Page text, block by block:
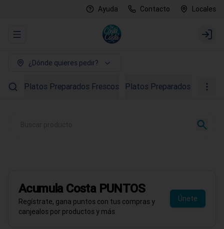
Ayuda Contacto Locales
Abrir menu de navegación Login
¿Dónde quieres pedir?
Platos Preparados Frescos Platos Preparados
Pedir ahora
Acumula Costa PUNTOS
Regístrate, gana puntos con tus compras y
canjealos por productos y más
Únete